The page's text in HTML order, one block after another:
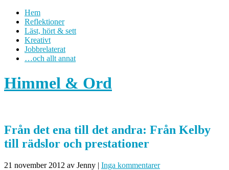
Hem
Reflektioner
Läst, hört & sett
Kreativt
Jobbrelaterat
…och allt annat
Himmel & Ord
Från det ena till det andra: Från Kelby
till rädslor och prestationer
21 november 2012 av Jenny | Inga kommentarer